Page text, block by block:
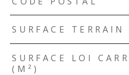
SURFACE TERRAIN
SURFACE LOI
(M²)